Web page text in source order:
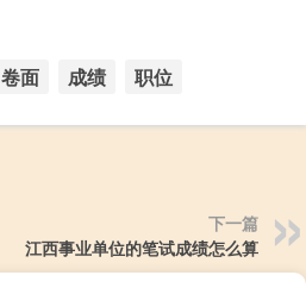
卷面 成绩 职位
下一篇
江西事业单位的笔试成绩怎么算